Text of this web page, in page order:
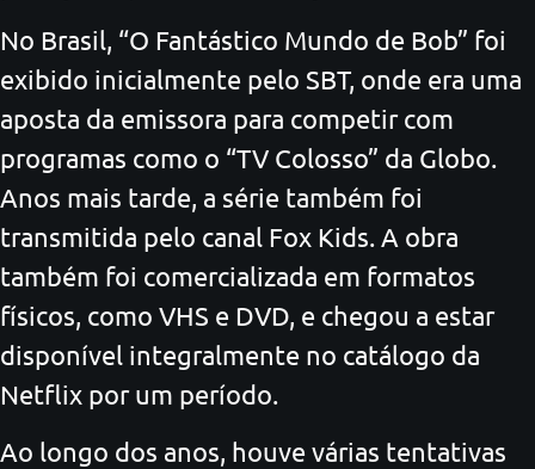
No Brasil, “O Fantástico Mundo de Bob” foi
exibido inicialmente pelo SBT, onde era uma
aposta da emissora para competir com
programas como o “TV Colosso” da Globo.
Anos mais tarde, a série também foi
transmitida pelo canal Fox Kids. A obra
também foi comercializada em formatos
físicos, como VHS e DVD, e chegou a estar
disponível integralmente no catálogo da
Netflix por um período.
Ao longo dos anos, houve várias tentativas